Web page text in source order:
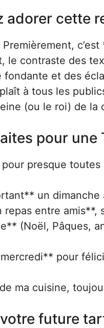
adorer cette
le contraste des
et des
à tous les
(ou le roi) de la
pour
presque
un dimanche
repas entre amis**,
(Noël, Pâques,
pour
ma cuisine,
future